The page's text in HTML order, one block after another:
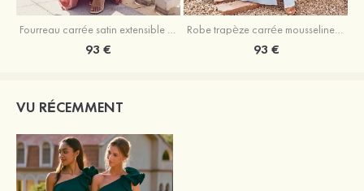
Fourreau carrée satin extensible ras du sol robe de demoiselle d'honneur
93 €
Robe trapèze carrée mousseline ras du sol robe de demoiselle d'honneur
93 €
VU RÉCEMMENT